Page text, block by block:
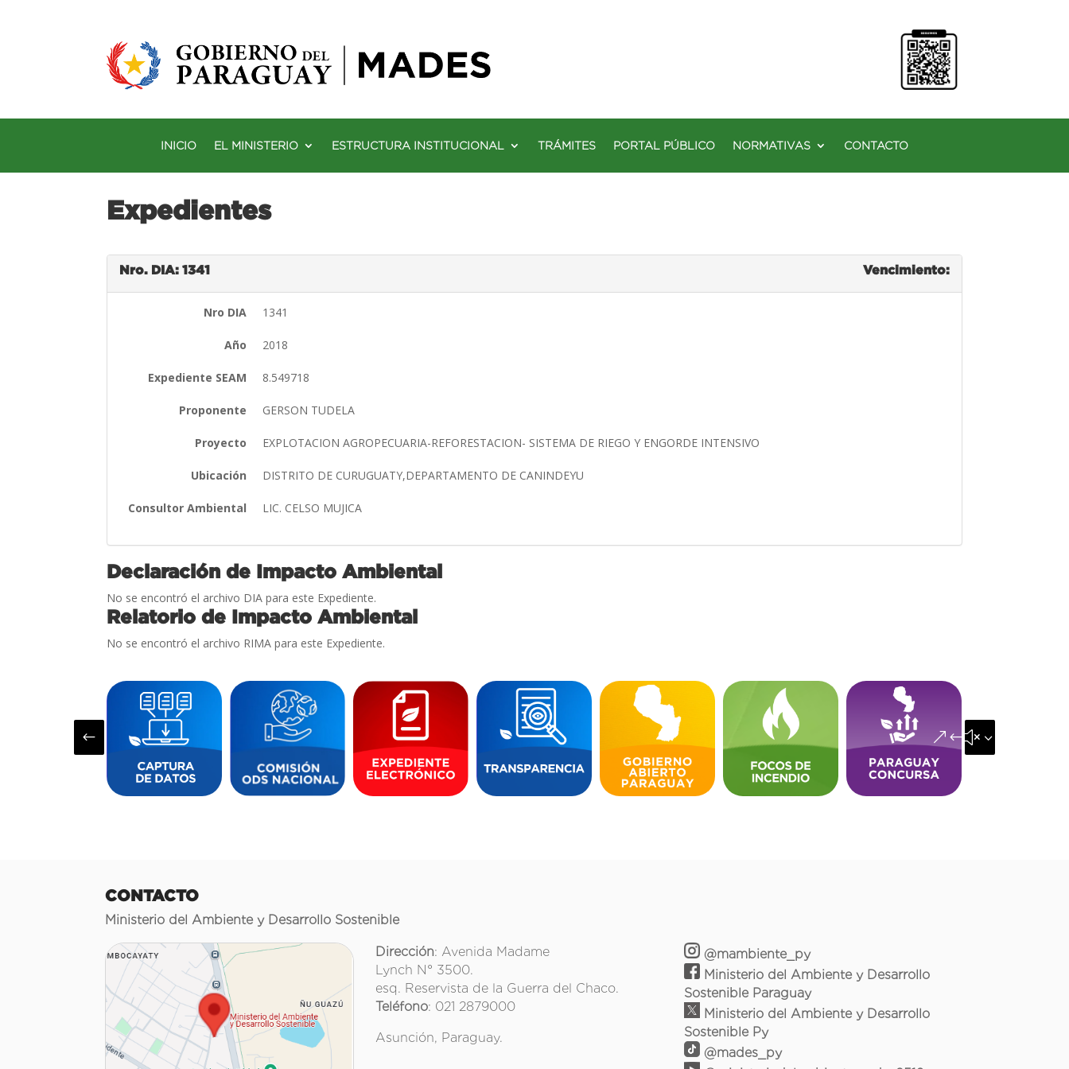
INICIO EL MINISTERIO ESTRUCTURA INSTITUCIONAL TRÁMITES PORTAL PÚBLICO NORMATIVAS CONTACTO
Expedientes
Nro. DIA: 1341 Vencimiento:
Nro DIA 1341
Año 2018
Expediente SEAM 8.549718
Proponente GERSON TUDELA
Proyecto EXPLOTACION AGROPECUARIA-REFORESTACION- SISTEMA DE RIEGO Y ENGORDE INTENSIVO
Ubicación DISTRITO DE CURUGUATY,DEPARTAMENTO DE CANINDEYU
Consultor Ambiental LIC. CELSO MUJICA
Declaración de Impacto Ambiental
No se encontró el archivo DIA para este Expediente.
Relatorio de Impacto Ambiental
No se encontró el archivo RIMA para este Expediente.
# &#x35;
CONTACTO
Ministerio del Ambiente y Desarrollo Sostenible
Dirección: Avenida Madame
Lynch N° 3500.
esq. Reservista de la Guerra del Chaco.
Teléfono: 021 2879000
Asunción, Paraguay.
@mambiente_py
Ministerio del Ambiente y Desarrollo
Sostenible Paraguay
Ministerio del Ambiente y Desarrollo
Sostenible Py
@mades_py